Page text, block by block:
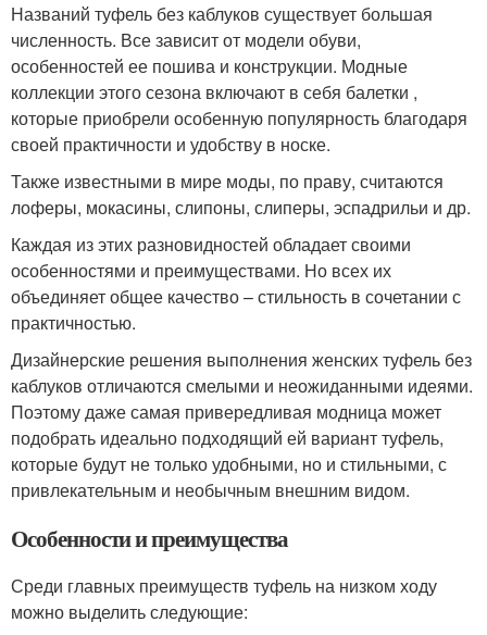
Названий туфель без каблуков существует большая
численность. Все зависит от модели обуви,
особенностей ее пошива и конструкции. Модные
коллекции этого сезона включают в себя балетки ,
которые приобрели особенную популярность благодаря
своей практичности и удобству в носке.
Также известными в мире моды, по праву, считаются
лоферы, мокасины, слипоны, слиперы, эспадрильи и др.
Каждая из этих разновидностей обладает своими
особенностями и преимуществами. Но всех их
объединяет общее качество – стильность в сочетании с
практичностью.
Дизайнерские решения выполнения женских туфель без
каблуков отличаются смелыми и неожиданными идеями.
Поэтому даже самая привередливая модница может
подобрать идеально подходящий ей вариант туфель,
которые будут не только удобными, но и стильными, с
привлекательным и необычным внешним видом.
Особенности и преимущества
Среди главных преимуществ туфель на низком ходу
можно выделить следующие: